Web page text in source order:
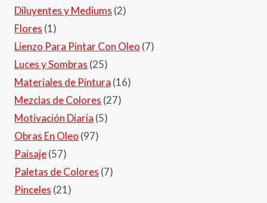
Diluyentes y Mediums (2)
Flores (1)
Lienzo Para Pintar Con Oleo (7)
Luces y Sombras (25)
Materiales de Pintura (16)
Mezclas de Colores (27)
Motivación Diaria (5)
Obras En Oleo (97)
Paisaje(57)
Paletas de Colores (7)
Pinceles (21)